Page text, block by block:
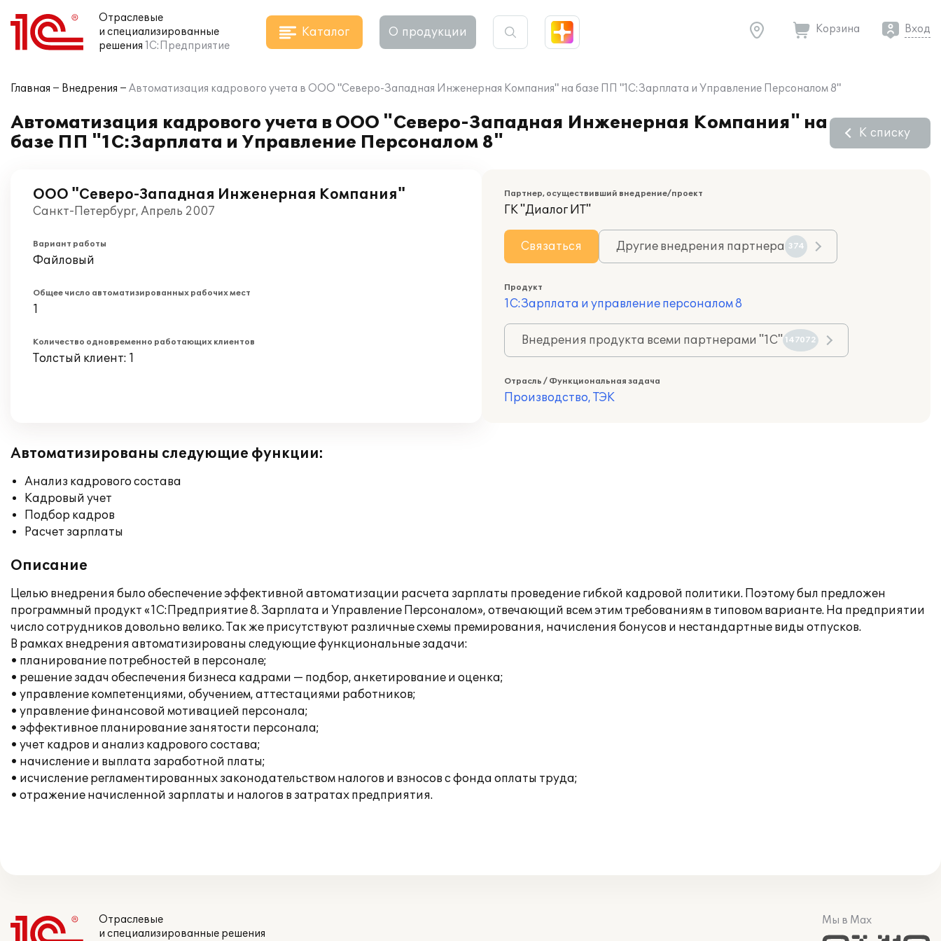
Отраслевые
и специализированные
решения 1С:Предприятие
Каталог О продукции Корзина Вход
Главная Внедрения Автоматизация кадрового учета в ООО "Северо-Западная Инженерная Компания" на базе ПП "1С:Зарплата и Управление Персоналом 8"
Автоматизация кадрового учета в ООО "Северо-Западная Инженерная Компания" на
базе ПП "1С:Зарплата и Управление Персоналом 8"
К списку
ООО "Северо-Западная Инженерная Компания"
Санкт-Петербург, Апрель 2007
Вариант работы
Файловый
Общее число автоматизированных рабочих мест
1
Количество одновременно работающих клиентов
Толстый клиент: 1
Партнер, осуществивший внедрение/проект
ГК "Диалог ИТ"
Связаться Другие внедрения партнера 374
Продукт
1С:Зарплата и управление персоналом 8
Внедрения продукта всеми партнерами "1С" 147072
Отрасль / Функциональная задача
Производство, ТЭК
Автоматизированы следующие функции:
Анализ кадрового состава
Кадровый учет
Подбор кадров
Расчет зарплаты
Описание
Целью внедрения было обеспечение эффективной автоматизации расчета зарплаты проведение гибкой кадровой политики. Поэтому был предложен
программный продукт «1С:Предприятие 8. Зарплата и Управление Персоналом», отвечающий всем этим требованиям в типовом варианте. На предприятии
число сотрудников довольно велико. Так же присутствуют различные схемы премирования, начисления бонусов и нестандартные виды отпусков.
В рамках внедрения автоматизированы следующие функциональные задачи:
• планирование потребностей в персонале;
• решение задач обеспечения бизнеса кадрами — подбор, анкетирование и оценка;
• управление компетенциями, обучением, аттестациями работников;
• управление финансовой мотивацией персонала;
• эффективное планирование занятости персонала;
• учет кадров и анализ кадрового состава;
• начисление и выплата заработной платы;
• исчисление регламентированных законодательством налогов и взносов с фонда оплаты труда;
• отражение начисленной зарплаты и налогов в затратах предприятия.
Отраслевые
и специализированные решения
Мы в Max